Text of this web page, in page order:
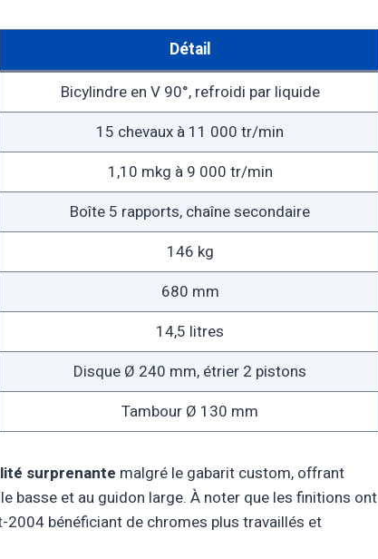
Détail
Bicylindre en V 90°, refroidi par liquide
15 chevaux à 11 000 tr/min
1,10 mkg à 9 000 tr/min
Boîte 5 rapports, chaîne secondaire
146 kg
680 mm
14,5 litres
Disque Ø 240 mm, étrier 2 pistons
Tambour Ø 130 mm
surprenante malgré le gabarit custom, offrant
basse et au guidon large. À noter que les finitions ont
bénéficiant de chromes plus travaillés et